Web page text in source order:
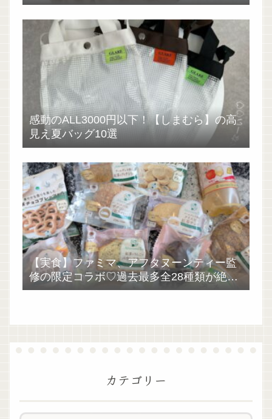
感動のALL3000円以下！【しまむら】の高
見え夏バッグ10選
【実食】ファミマ、アフタヌーンティー監
修の限定コラボ♡過去最多全28種類が絶品
過ぎた！
カテゴリー